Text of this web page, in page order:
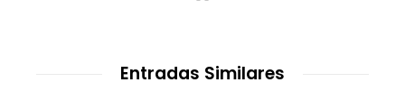
Entradas Similares